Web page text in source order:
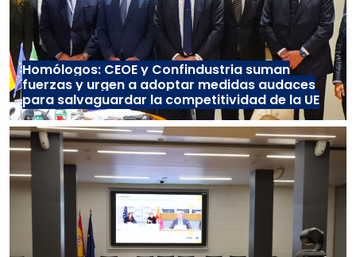
Homólogos: CEOE y Confindustria suman
fuerzas y urgen a adoptar medidas audaces
para salvaguardar la competitividad de la UE